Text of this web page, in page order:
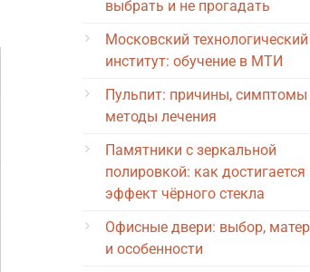
выбрать и не прогадать
Московский технологический
институт: обучение в МТИ
Пульпит: причины, симптомы
методы лечения
Памятники с зеркальной
полировкой: как достигается
эффект чёрного стекла
Офисные двери: выбор,
и особенности